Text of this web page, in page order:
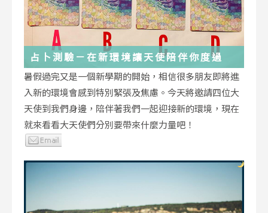
占卜測驗－在新環境讓天使陪伴你度過
暑假過完又是一個新學期的開始，相信很多朋友即將進
入新的環境會感到特別緊張及焦慮。今天將邀請四位大
天使到我們身邊，陪伴著我們一起迎接新的環境，現在
就來看看大天使們分別要帶來什麼力量吧！